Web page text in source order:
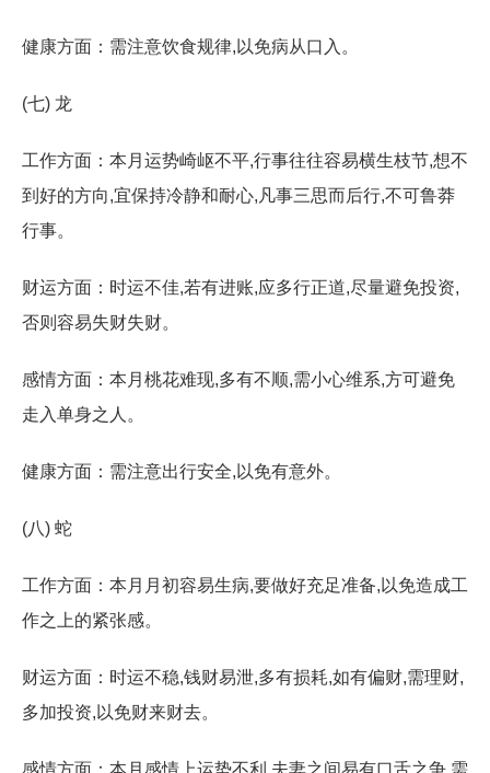
健康方面：需注意饮食规律,以免病从口入。
(七) 龙
工作方面：本月运势崎岖不平,行事往往容易横生枝节,想不
到好的方向,宜保持冷静和耐心,凡事三思而后行,不可鲁莽
行事。
财运方面：时运不佳,若有进账,应多行正道,尽量避免投资,
否则容易失财失财。
感情方面：本月桃花难现,多有不顺,需小心维系,方可避免
走入单身之人。
健康方面：需注意出行安全,以免有意外。
(八) 蛇
工作方面：本月月初容易生病,要做好充足准备,以免造成工
作之上的紧张感。
财运方面：时运不稳,钱财易泄,多有损耗,如有偏财,需理财,
多加投资,以免财来财去。
感情方面：本月感情上运势不利,夫妻之间易有口舌之争,需